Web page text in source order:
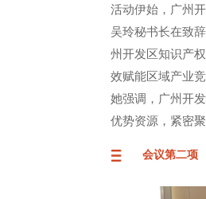
活动伊始，广州
吴玲秘书长在致
州开发区知识产
效赋能区域产业
她强调，广州开
优势资源，紧密
会议第二项